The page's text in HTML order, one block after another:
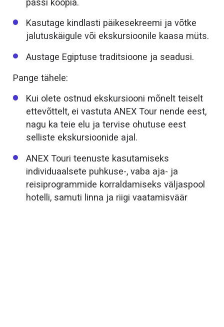
Kasutage kindlasti päikesekreemi ja võtke
jalutuskäigule või ekskursioonile kaasa müts.
Austage Egiptuse traditsioone ja seadusi.
Pange tähele:
Kui olete ostnud ekskursiooni mõnelt teiselt
ettevõttelt, ei vastuta ANEX Tour nende eest,
nagu ka teie elu ja tervise ohutuse eest
selliste ekskursioonide ajal.
ANEX Touri teenuste kasutamiseks
individuaalsete puhkuse-, vaba aja- ja
reisiprogrammide korraldamiseks väljaspool
hotelli, samuti linna ja riigi vaatamisväär